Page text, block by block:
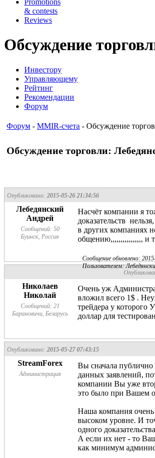
Promotions
& contests
Reviews
Обсуждение
Инвестору
Управляющему
Рейтинг
Рекомендации
Форум
Форум - MMIR-счета - Обсуждение
Обсуждение торговли:
Опубликовано: 2015-05-26 21:34:56
Лебедянский
Андрей
Сообщений: 50
Буинск, Россия
Насчёт компании я
доказательств
в других компаниях
общению,,,,,,,,,,,,,,,, и
Сообщение обновлено:
Пользователем:
Николаев
Николай
Сообщений: 21
Барановичи, Беларусь
Очень уж
вложил всего 1$ .
трейдера у
доллар для
Опубликовано: 2015-05-27 07:43:15
StreamForex
Администрация
Вы сначала публично
данных заявлений,
компании Вы уже
это было при Вашем
Наша компания очень
высоком уровне. И
одного
А если их нет - то
как минимум